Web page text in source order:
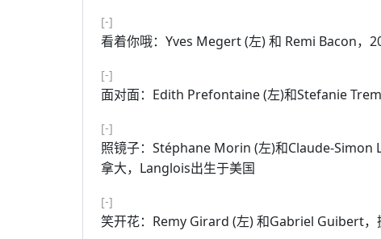
[-]
看着你哦：Yves Megert (左) 和 Remi Bacon，
[-]
面对面：Edith Prefontaine (左)和Stefanie
[-]
照镜子：Stéphane Morin (左)和Claude-Simon
拿大，Langlois出生于美国
[-]
笑开花：Remy Girard (左) 和Gabriel Guibert，